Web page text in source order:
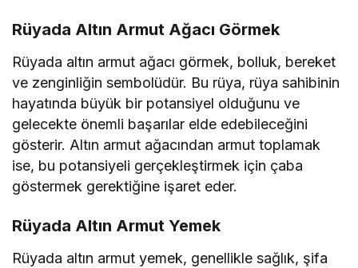
Rüyada Altın Armut Ağacı Görmek
Rüyada altın armut ağacı görmek, bolluk, bereket
ve zenginliğin sembolüdür. Bu rüya, rüya sahibinin
hayatında büyük bir potansiyel olduğunu ve
gelecekte önemli başarılar elde edebileceğini
gösterir. Altın armut ağacından armut toplamak
ise, bu potansiyeli gerçekleştirmek için çaba
göstermek gerektiğine işaret eder.
Rüyada Altın Armut Yemek
Rüyada altın armut yemek, genellikle sağlık, şifa